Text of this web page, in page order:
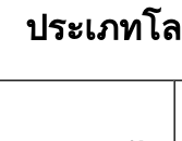
ประเภทโ